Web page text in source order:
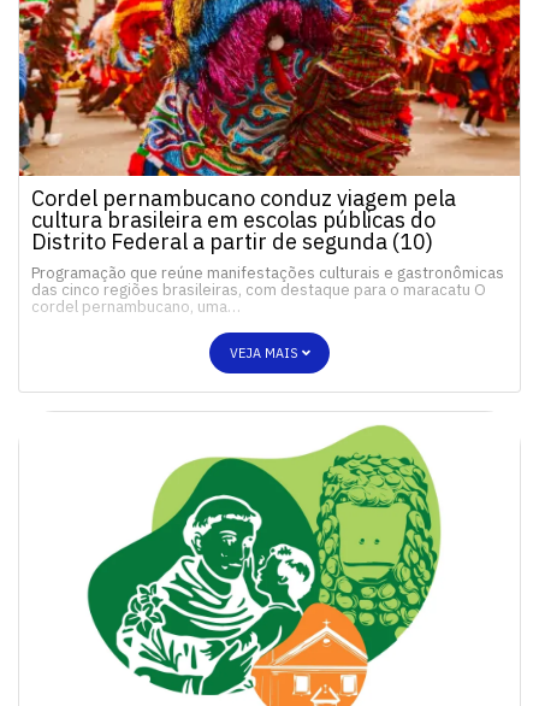
Cordel pernambucano conduz viagem pela
cultura brasileira em escolas públicas do
Distrito Federal a partir de segunda (10)
Programação que reúne manifestações culturais e gastronômicas
das cinco regiões brasileiras, com destaque para o maracatu O
cordel pernambucano, uma…
VEJA MAIS